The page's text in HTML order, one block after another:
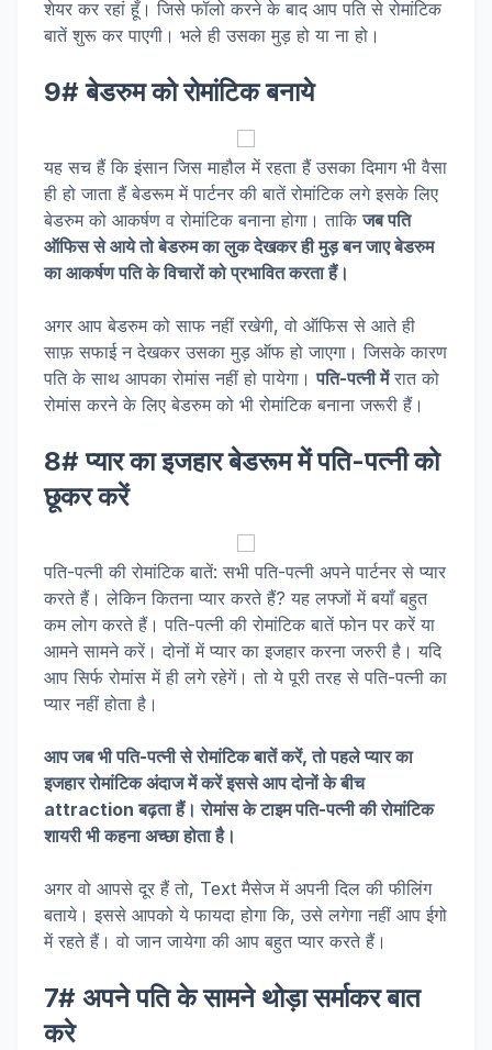
शेयर कर रहां हूँ। जिसे फॉलो करने के बाद आप पति से रोमांटिक
बातें शुरू कर पाएगी। भले ही उसका मुड़ हो या ना हो।
9# बेडरुम को रोमांटिक बनाये
यह सच हैं कि इंसान जिस माहौल में रहता हैं उसका दिमाग भी वैसा
ही हो जाता हैं बेडरूम में पार्टनर की बातें रोमांटिक लगे इसके लिए
बेडरुम को आकर्षण व रोमांटिक बनाना होगा। ताकिजब पति
ऑफिस से आये तो बेडरुम का लुक देखकर ही मुड़ बन जाए बेडरुम
का आकर्षण पति के विचारों को प्रभावित करता हैं।
अगर आप बेडरुम को साफ नहीं रखेगी, वो ऑफिस से आते ही
साफ़ सफाई न देखकर उसका मुड़ ऑफ हो जाएगा। जिसके कारण
पति के साथ आपका रोमांस नहीं हो पायेगा।पति-पत्नी मेंरात को
रोमांस करने के लिए बेडरुम को भी रोमांटिक बनाना जरूरी हैं।
8# प्यार का इजहार बेडरूम में पति-पत्नी को
छूकर करें
पति-पत्नी की रोमांटिक बातें: सभी पति-पत्नी अपने पार्टनर से प्यार
करते हैं। लेकिन कितना प्यार करते हैं? यह लफ्जों में बयाँ बहुत
कम लोग करते हैं। पति-पत्नी की रोमांटिक बातें फोन पर करें या
आमने सामने करें। दोनों में प्यार का इजहार करना जरुरी है। यदि
आप सिर्फ रोमांस में ही लगे रहेगें। तो ये पूरी तरह से पति-पत्नी का
प्यार नहीं होता है।
आप जब भी पति-पत्नी से रोमांटिक बातें करें, तो पहले प्यार का
इजहार रोमांटिक अंदाज में करें इससे आप दोनों के बीच
attraction बढ़ता हैं। रोमांस के टाइम पति-पत्नी की रोमांटिक
शायरी भी कहना अच्छा होता है।
अगर वो आपसे दूर हैं तो, Text मैसेज में अपनी दिल की फीलिंग
बताये। इससे आपको ये फायदा होगा कि, उसे लगेगा नहीं आप ईगो
में रहते हैं। वो जान जायेगा की आप बहुत प्यार करते हैं।
7# अपने पति के सामने थोड़ा सर्माकर बात
करे